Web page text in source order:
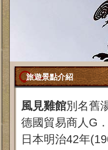
旅遊景點介紹
風見雞館別名舊
德國貿易商人G
日本明治42年